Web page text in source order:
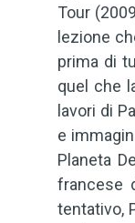
Tour
lezione
prima di
quel che
lavori di
e
Planeta
francese
tentativo,